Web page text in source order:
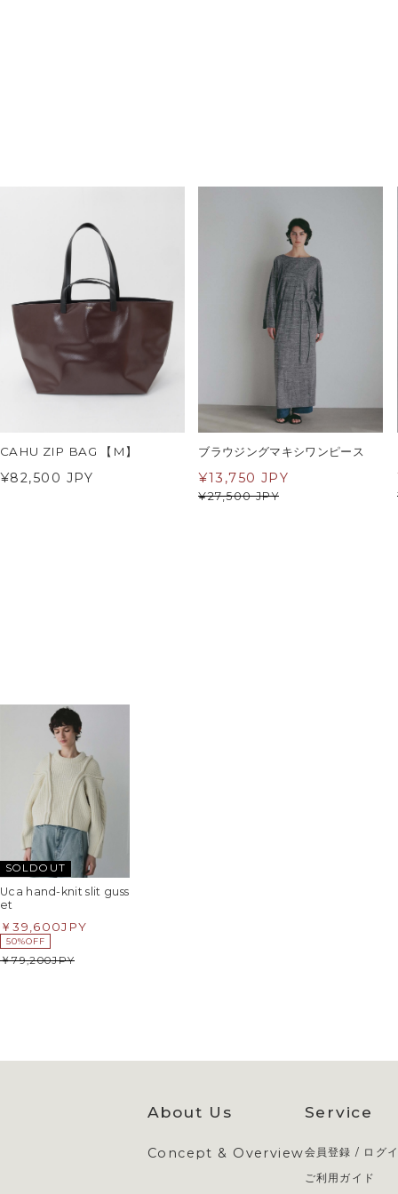
CAHU ZIP BAG 【M】
¥82,500 JPY
ブラウジングマキシワンピース
¥27,500 JPY
¥13,750 JPY
SOLDOUT
Uca hand-knit slit guss
et
39,600JPY
50%OFF
79,200JPY
About Us
Concept & Overview
Service
会員登録 / ログ
ご利用ガイド